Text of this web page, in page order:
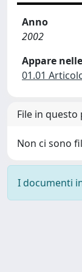
Anno
2002
Appare
01.01
File in
Non ci sono
I documenti